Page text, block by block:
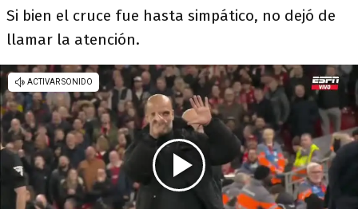
Si bien el cruce fue hasta simpático, no dejó de
llamar la atención.